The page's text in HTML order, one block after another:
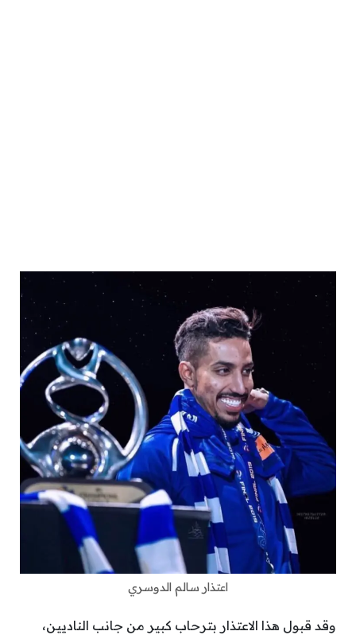
اعتذار سالم الدوسري
وقد قبول هذا الاعتذار بترحاب كبير من جانب الناديين،